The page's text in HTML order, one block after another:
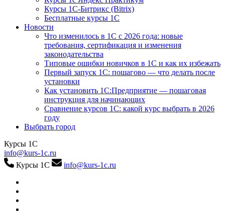
Курсы 1С-Битрикс (Bitrix)
Бесплатные курсы 1С
Новости
Что изменилось в 1С с 2026 года: новые
требования, сертификация и изменения
законодательства
Типовые ошибки новичков в 1С и как их избежать
Первый запуск 1С: пошагово — что делать после
установки
Как установить 1С:Предприятие — пошаговая
инструкция для начинающих
Сравнение курсов 1С: какой курс выбрать в 2026
году
Выбрать город
Курсы 1С
info@kurs-1c.ru
Курсы 1С
info@kurs-1c.ru